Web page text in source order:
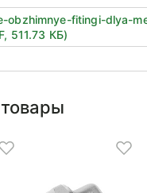
obzhimnye-fitingi-dlya-
511.73 КБ)